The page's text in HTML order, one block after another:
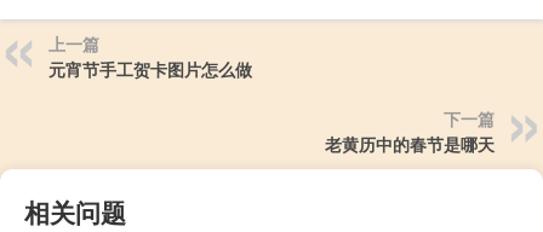
上一篇
元宵节手工贺卡图片怎么做
下一篇
老黄历中的春节是哪天
相关问题